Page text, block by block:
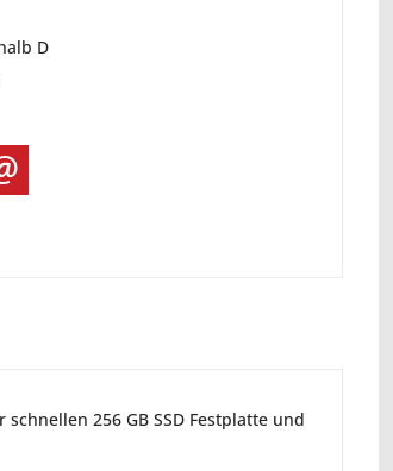
D
256 GB SSD Festplatte und